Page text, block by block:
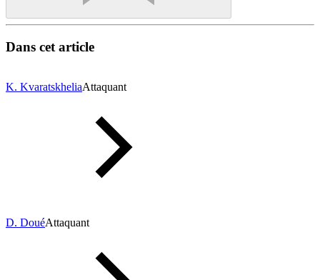
Dans cet article
K. KvaratskheliaAttaquant
D. DouéAttaquant